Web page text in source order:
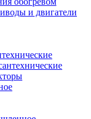
и двигатели